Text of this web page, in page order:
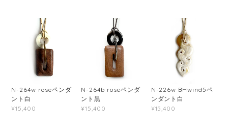
N-264w roseペンダ
ント白
¥15,400
N-264b roseペンダ
ント黒
¥15,400
N-226w BHwind5ペ
ンダント白
¥15,400